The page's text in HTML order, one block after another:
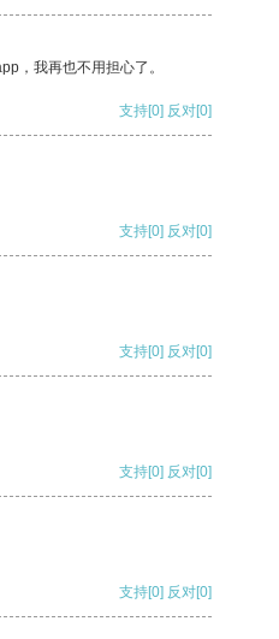
，我再也不用担心了。
支持[0] 反对[0]
支持[0] 反对[0]
支持[0] 反对[0]
支持[0] 反对[0]
支持[0] 反对[0]